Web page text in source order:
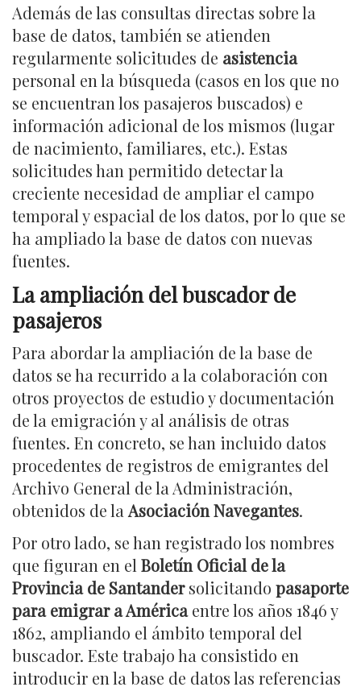
Además de las consultas directas sobre la
base de datos, también se atienden
regularmente solicitudes de asistencia
personal en la búsqueda (casos en los que no
se encuentran los pasajeros buscados) e
información adicional de los mismos (lugar
de nacimiento, familiares, etc.). Estas
solicitudes han permitido detectar la
creciente necesidad de ampliar el campo
temporal y espacial de los datos, por lo que se
ha ampliado la base de datos con nuevas
fuentes.
La ampliación del buscador de
pasajeros
Para abordar la ampliación de la base de
datos se ha recurrido a la colaboración con
otros proyectos de estudio y documentación
de la emigración y al análisis de otras
fuentes. En concreto, se han incluido datos
procedentes de registros de emigrantes del
Archivo General de la Administración,
obtenidos de la Asociación Navegantes.
Por otro lado, se han registrado los nombres
que figuran en el Boletín Oficial de la
Provincia de Santandersolicitando pasaporte
para emigrar a Américaentre los años 1846 y
1862, ampliando el ámbito temporal del
buscador. Este trabajo ha consistido en
introducir en la base de datos las referencias